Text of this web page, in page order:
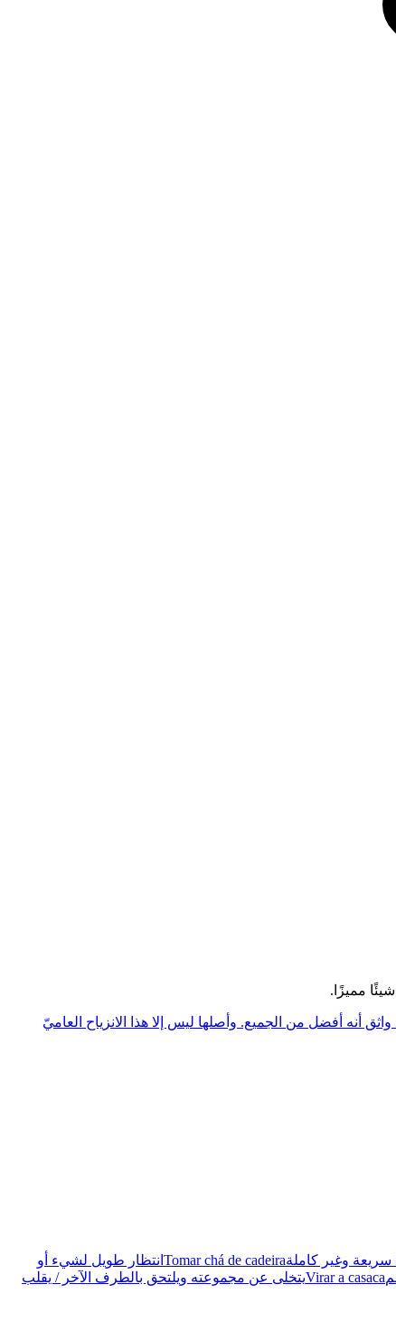
مميزًا.
أنه أفضل من الجميع. وأصلها ليس إلا هذا الانزياح العاميّ
سريعة وغير كاملةTomar chá de cadeira انتظار طويل لشيء أو
Virar a casacaيتخلى عن مجموعته ويلتحق بالطرف الآخر / يقلب